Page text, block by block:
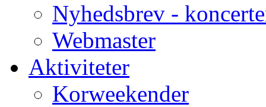
Nyhedsbrev -
Webmaster
Aktiviteter
Korweekender